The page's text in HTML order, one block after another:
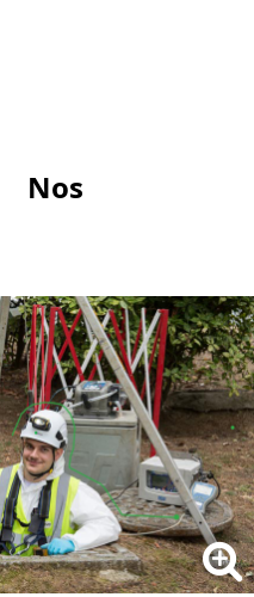
Nos